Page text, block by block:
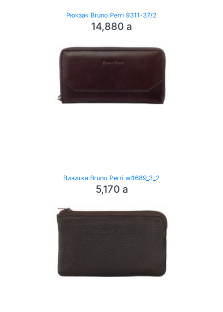
Рюкзак Bruno Perri 9311-37/2
14,880 a
Визитка Bruno Perri wl1689_3_2
5,170 a